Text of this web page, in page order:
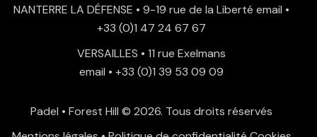
NANTERRE LA DÉFENSE • 9-19 rue de la Liberté email •
+33 (0)1 47 24 67 67
VERSAILLES • 11 rue Exelmans
email • +33 (0)1 39 53 09 09
Padel • Forest Hill © 2026. Tous droits réservés